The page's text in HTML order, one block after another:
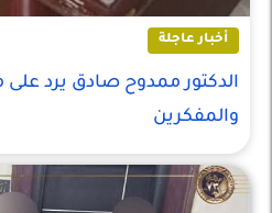
أخبار عاجلة
الدكتور ممدوح صادق يرد على
والمفكرين